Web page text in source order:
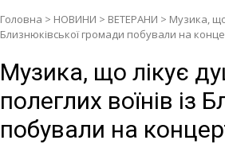
Головна > НОВИНИ > ВЕТЕРАНИ > Музика,
Близнюківської громади побували на
Музика, що лікує
полеглих воїнів із
побували на